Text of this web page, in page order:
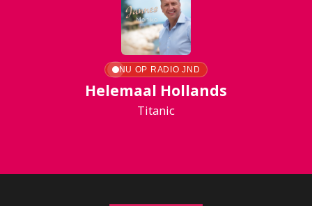
NU OP RADIO JND
Helemaal Hollands
Titanic